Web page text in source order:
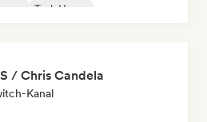
Tech House
/ Chris Candela
Kanal